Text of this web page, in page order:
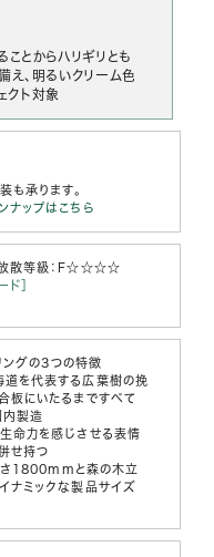
とからハリギリとも
え、明るいクリーム色
クト対象
も承ります。
ナップはこちら
放散等級：F☆☆☆☆
］
グの3つの特徴
を代表する広葉樹の挽
板にいたるまですべて
製造
命力を感じさせる表情
せ持つ
1800mmと森の木立
ナミックな製品サイズ